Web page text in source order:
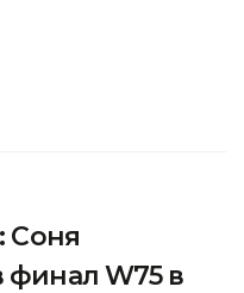
Соня
W75 в